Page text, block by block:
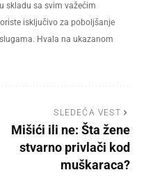
skladu sa svim važećim
isključivo za poboljšanje
Hvala na ukazanom
SLEDEĆA VEST
Mišići ili ne: Šta žene
stvarno privlači kod
muškaraca?